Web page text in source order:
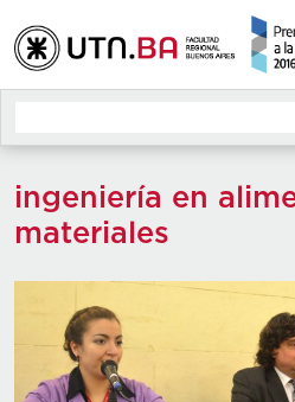
ingeniería en
materiales